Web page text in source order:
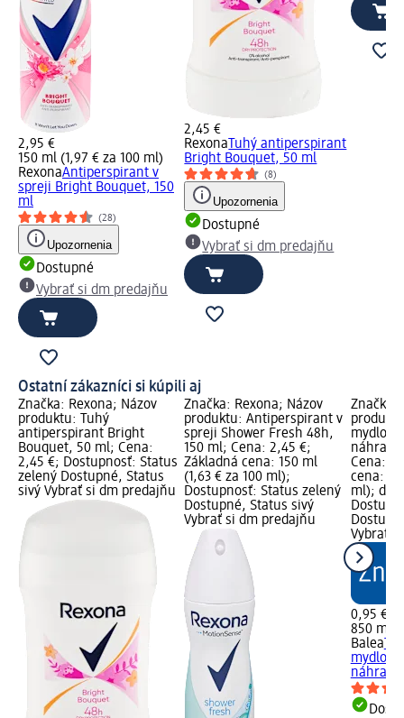
2,95 €
150 ml (1,97 € za 100 ml)
RexonaAntiperspirant v
spreji Bright Bouquet, 150
ml
(28)
Upozornenia
Dostupné
Vybrať si dm predajňu
2,45 €
Rexona Tuhý antiperspirant
Bright Bouquet, 50 ml
(8)
Upozornenia
Dostupné
Vybrať si dm predajňu
Ostatní zákazníci si kúpili aj
Značka: Rexona; Názov
produktu: Tuhý
antiperspirant Bright
Bouquet, 50 ml; Cena:
2,45 €; Dostupnosť: Status
zelený Dostupné, Status
sivý Vybrať si dm predajňu
Značka: Rexona; Názov
produktu: Antiperspirant v
spreji Shower Fresh 48h,
150 ml; Cena: 2,45 €;
Základná cena: 150 ml
(1,63 € za 100 ml);
Dostupnosť: Status zelený
Dostupné, Status sivý
Vybrať si dm predajňu
Značka:
mydlo
Cena:
cena:
ml); dm
Vybrať
0,95 €
850 ml
Balea
mydlo